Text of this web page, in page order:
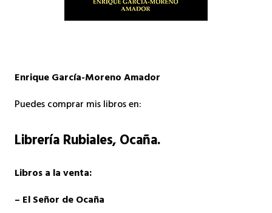
Enrique García-Moreno Amador
Puedes comprar mis libros en:
Librería Rubiales, Ocaña.
Libros a la venta:
– El Señor de Ocaña